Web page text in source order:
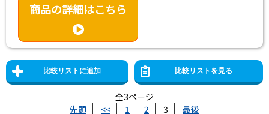
商品の詳細はこちら
全3ページ
先頭
<< 1 2 3 最後